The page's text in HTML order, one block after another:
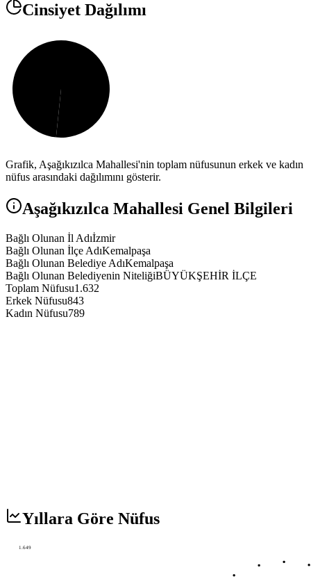
Cinsiyet Dağılımı
Grafik, Aşağıkızılca Mahallesi'nin toplam nüfusunun erkek ve kadın
nüfus arasındaki dağılımını gösterir.
Aşağıkızılca Mahallesi Genel Bilgileri
Bağlı Olunan İl Adıİzmir
Bağlı Olunan İlçe AdıKemalpaşa
Bağlı Olunan Belediye AdıKemalpaşa
Bağlı Olunan Belediyenin NiteliğiBÜYÜKŞEHİR İLÇE
Toplam Nüfusu1.632
Erkek Nüfusu843
Kadın Nüfusu789
Yıllara Göre Nüfus
1.649